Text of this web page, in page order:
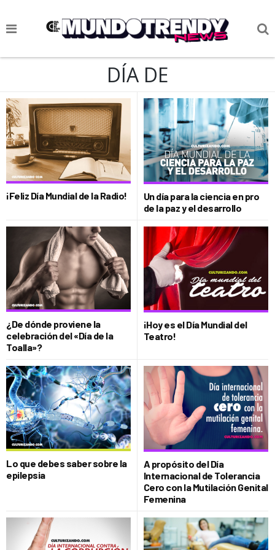
NOTICIAS
CIENCIA Y TECNOLOGÍA
VIDA
SOCIEDAD
CULTURIZANDO.COM
DÍA DE
¡Feliz Día Mundial de la Radio!
Un día para la ciencia en pro
de la paz y el desarrollo
¿De dónde proviene la
celebración del «Día de la
Toalla»?
¡Hoy es el Día Mundial del
Teatro!
Lo que debes saber sobre la
epilepsia
A propósito del Día
Internacional de Tolerancia
Cero con la Mutilación Genital
Femenina